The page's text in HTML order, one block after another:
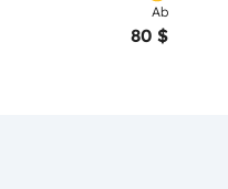
Ab
80 $